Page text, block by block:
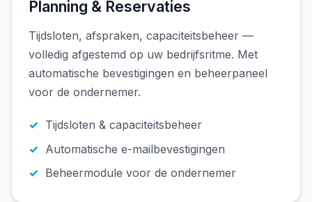
Planning & Reservaties
Tijdsloten, afspraken, capaciteitsbeheer —
volledig afgestemd op uw bedrijfsritme. Met
automatische bevestigingen en beheerpaneel
voor de ondernemer.
Tijdsloten & capaciteitsbeheer
Automatische e-mailbevestigingen
Beheermodule voor de ondernemer